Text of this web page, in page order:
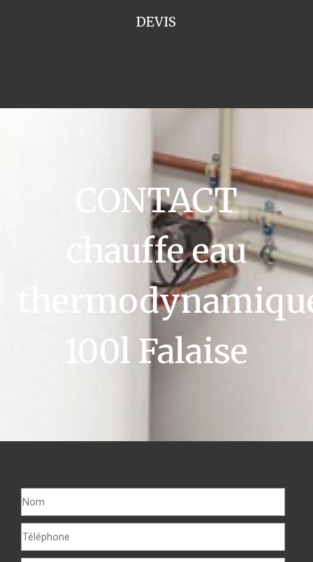
DEVIS
CONTACT
chauffe eau
100l Falaise